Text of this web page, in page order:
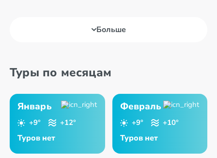
Больше
Туры по месяцам
Январь
+9° +12°
Туров нет
Февраль
+9° +10°
Туров нет